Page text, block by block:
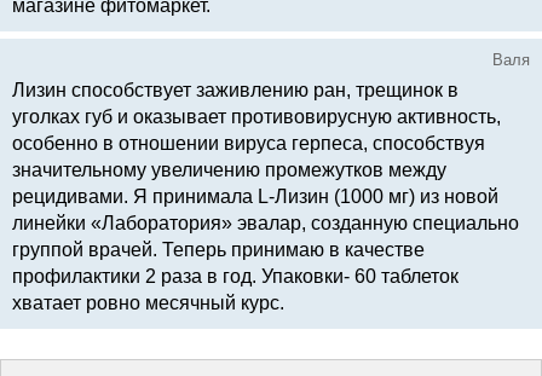
магазине фитомаркет.
Валя
Лизин способствует заживлению ран, трещинок в
уголках губ и оказывает противовирусную активность,
особенно в отношении вируса герпеса, способствуя
значительному увеличению промежутков между
рецидивами. Я принимала L-Лизин (1000 мг) из новой
линейки «Лаборатория» эвалар, созданную специально
группой врачей. Теперь принимаю в качестве
профилактики 2 раза в год. Упаковки- 60 таблеток
хватает ровно месячный курс.